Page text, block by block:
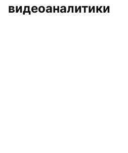
видеоаналитики